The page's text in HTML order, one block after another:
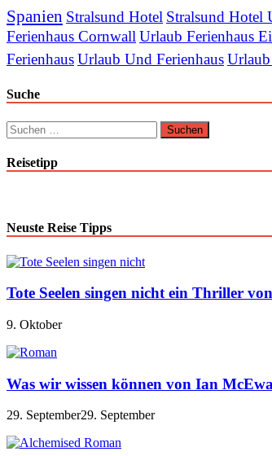
Spanien Stralsund Hotel Stralsund Hotel
Ferienhaus Cornwall Urlaub Ferienhaus
FerienhausUrlaub Und Ferienhaus
Suche
Suchen
nach:
Reisetipp
Neuste Reise Tipps
Tote Seelen singen nicht ein Thriller
9. Oktober
Was wir wissen können von Ian
29. September29. September